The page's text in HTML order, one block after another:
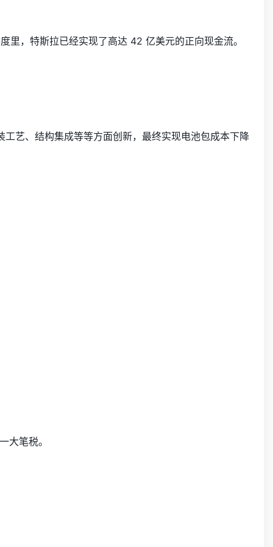
，特斯拉已经实现了高达 42 亿美元的正向现金流。
工艺、结构集成等等方面创新，最终实现电池包成本下降
大笔税。